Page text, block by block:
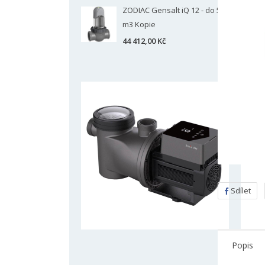
ZODIAC Gensalt iQ 12 - do 50
m3 Kopie
44 412,00 Kč
Sdílet
Popis